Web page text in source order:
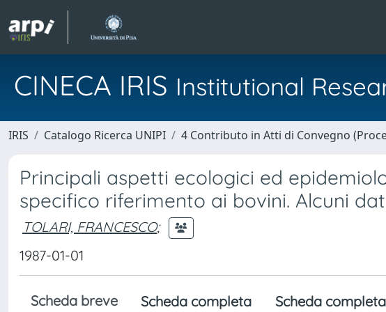
CINECA IRIS Institutional
IRIS Catalogo Ricerca UNIPI 4 Contributo in Atti di Convegno
Principali aspetti ecologici ed
specifico riferimento ai bovini. Alcuni
TOLARI, FRANCESCO;
1987-01-01
Scheda breve Scheda completa Scheda